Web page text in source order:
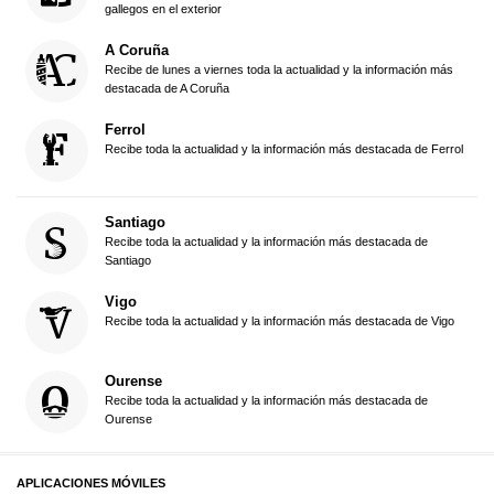
gallegos en el exterior
A Coruña
Recibe de lunes a viernes toda la actualidad y la información más
destacada de A Coruña
Ferrol
Recibe toda la actualidad y la información más destacada de Ferrol
Santiago
Recibe toda la actualidad y la información más destacada de
Santiago
Vigo
Recibe toda la actualidad y la información más destacada de Vigo
Ourense
Recibe toda la actualidad y la información más destacada de
Ourense
APLICACIONES MÓVILES